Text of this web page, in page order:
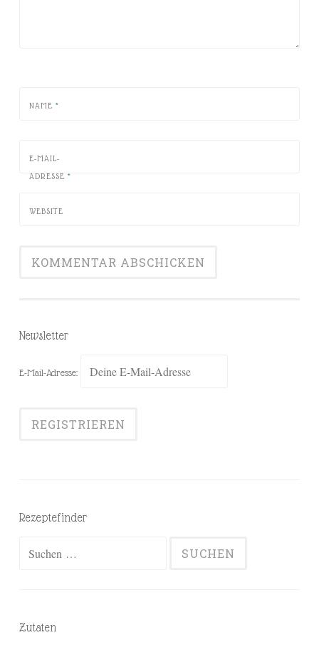
NAME *
E-MAIL-
ADRESSE *
WEBSITE
Newsletter
E-Mail-Adresse:
Rezeptefinder
Zutaten